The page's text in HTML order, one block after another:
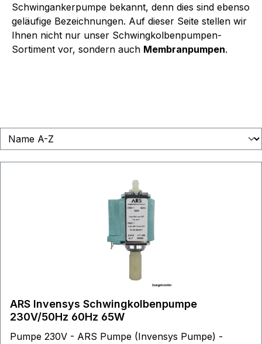
Schwingankerpumpe bekannt, denn dies sind ebenso
geläufige Bezeichnungen. Auf dieser Seite stellen wir
Ihnen nicht nur unser Schwingkolbenpumpen-
Sortiment vor, sondern auch Membranpumpen.
ARS Invensys Schwingkolbenpumpe
230V/50Hz 60Hz 65W
Pumpe 230V - ARS Pumpe (Invensys Pumpe) -